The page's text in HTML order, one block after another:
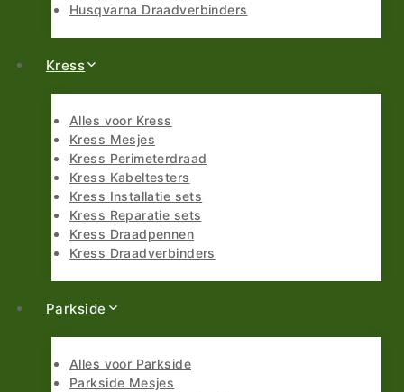
Husqvarna Draadverbinders
Kress
Alles voor Kress
Kress Mesjes
Kress Perimeterdraad
Kress Kabeltesters
Kress Installatie sets
Kress Reparatie sets
Kress Draadpennen
Kress Draadverbinders
Parkside
Alles voor Parkside
Parkside Mesjes